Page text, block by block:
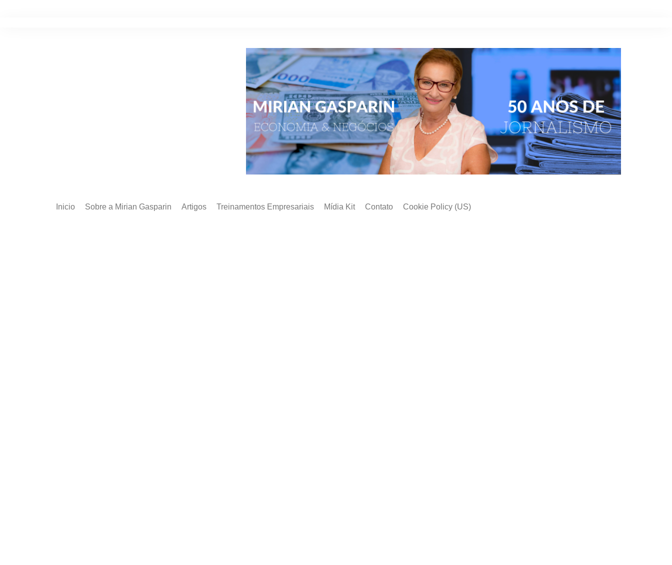
Inicio Sobre a Mirian Gasparin Artigos Treinamentos Empresariais Mídia Kit Contato Cookie Policy (US)